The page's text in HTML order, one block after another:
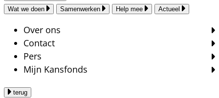
Wat we doen
Samenwerken Help mee Actueel
Over ons
Contact
Pers
Mijn Kansfonds
terug